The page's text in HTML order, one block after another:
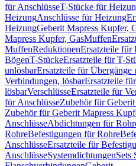
für AnschlüsseT-Stücke für
HeizungAnschlüsse für Heizung
HeizungGeberit Mapress Kupfer,
Mapress Kupfer, GasMuffen
MuffenReduktionenErsatzteile für
BögenT-StückeErsatzteile für T-
unlösbarErsatzteile für Übergänge
Verbindungen, lösbarErsatzteile
lösbarVerschlüsseErsatzteile für
für AnschlüsseZubehör für
Zubehör für Geberit Mapress
AnschlüsseAbdichtungen für
RohreBefestigungen für Rohre
AnschlüsseErsatzteile für
AnschlüsseSystemdichtungenSets